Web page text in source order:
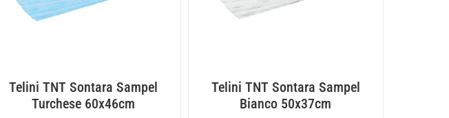
Telini TNT Sontara Sampel
Turchese 60x46cm
Telini TNT Sontara Sampel
Bianco 50x37cm